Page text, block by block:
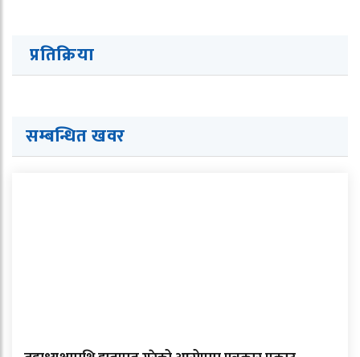
प्रतिक्रिया
सम्बन्धित खवर